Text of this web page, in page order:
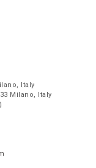
Italy
Milano
Italy